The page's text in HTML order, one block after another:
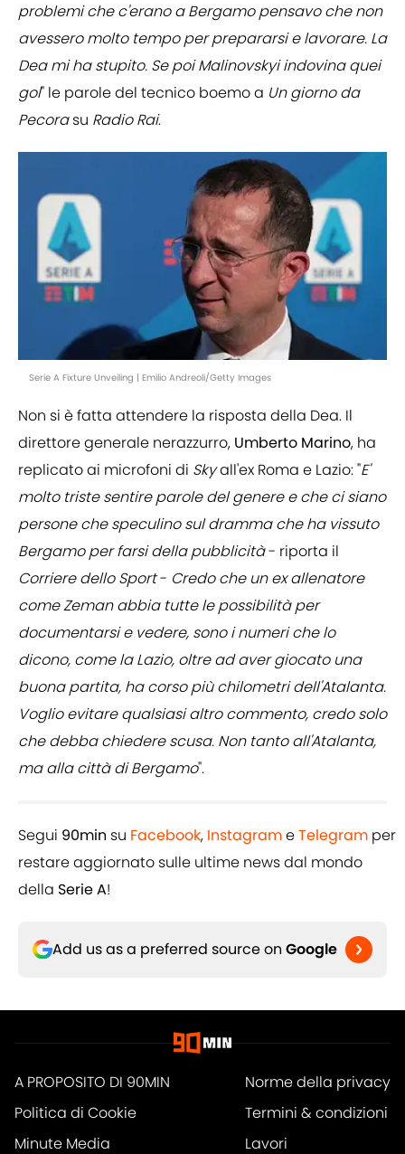
problemi che c'erano a Bergamo pensavo che non
avessero molto tempo per prepararsi e lavorare. La
Dea mi ha stupito. Se poi Malinovskyi indovina quei
gol" le parole del tecnico boemo a Un giorno da
Pecorasu Radio Rai.
Serie A Fixture Unveiling | Emilio Andreoli/Getty Images
Non si è fatta attendere la risposta della Dea. Il
direttore generale nerazzurro, Umberto Marino, ha
replicato ai microfoni di Skyall'ex Roma e Lazio: "E'
molto triste sentire parole del genere e che ci siano
persone che speculino sul dramma che ha vissuto
Bergamo per farsi della pubblicità- riporta il
Corriere dello Sport- Credo che un ex allenatore
come Zeman abbia tutte le possibilità per
documentarsi e vedere, sono i numeri che lo
dicono, come la Lazio, oltre ad aver giocato una
buona partita, ha corso più chilometri dell'Atalanta.
Voglio evitare qualsiasi altro commento, credo solo
che debba chiedere scusa. Non tanto all'Atalanta,
ma alla città di Bergamo".
Segui 90min su Facebook, InstagrameTelegram per
restare aggiornato sulle ultime news dal mondo
della Serie A!
Add us as a preferred source on Google
A PROPOSITO DI 90MIN
Norme della privacy
Politica di Cookie
Termini & condizioni
Minute Media
Lavori